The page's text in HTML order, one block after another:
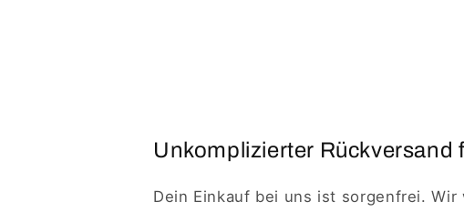
Unkomplizierter Rückversand
Dein Einkauf bei uns ist sorgenfrei. Wir